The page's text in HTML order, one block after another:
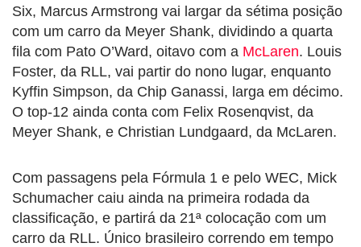
Six, Marcus Armstrong vai largar da sétima posição
com um carro da Meyer Shank, dividindo a quarta
fila com Pato O’Ward, oitavo com a McLaren. Louis
Foster, da RLL, vai partir do nono lugar, enquanto
Kyffin Simpson, da Chip Ganassi, larga em décimo.
O top-12 ainda conta com Felix Rosenqvist, da
Meyer Shank, e Christian Lundgaard, da McLaren.
Com passagens pela Fórmula 1 e pelo WEC, Mick
Schumacher caiu ainda na primeira rodada da
classificação, e partirá da 21ª colocação com um
carro da RLL. Único brasileiro correndo em tempo